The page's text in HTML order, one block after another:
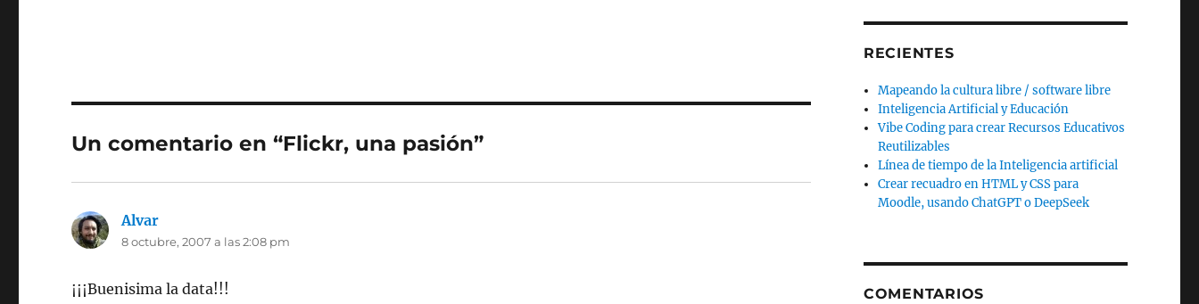
Un comentario en “Flickr, una pasión”
Alvar
8 octubre, 2007 a las 2:08 pm
¡¡¡Buenisima la data!!!
RECIENTES
Mapeando la cultura libre / software libre
Inteligencia Artificial y Educación
Vibe Coding para crear Recursos Educativos
Reutilizables
Línea de tiempo de la Inteligencia artificial
Crear recuadro en HTML y CSS para
Moodle, usando ChatGPT o DeepSeek
COMENTARIOS